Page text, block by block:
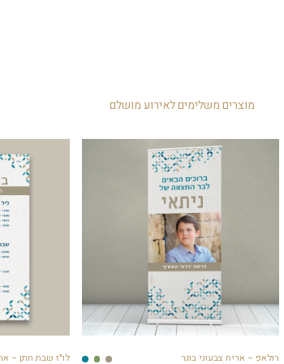
לשבת חתן, וגם לשימוש לאחר מכן בבית.
מוצרים משלימים לאירוע מושלם
רולאפ – אריח צבעוני בוגר לו"ז שבת חתן –